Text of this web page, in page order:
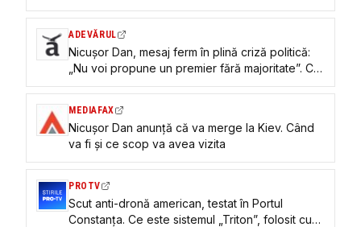
configurație parlamentară, de ce să pierdem
să ajungem la același rezultat
ADEVĂRUL
Nicușor Dan, mesaj ferm în plină criză politică:
„Nu voi propune un premier fără majoritate”. Ce
spune despre o alianță cu AUR
MEDIAFAX
Nicușor Dan anunță că va merge la Kiev. Când
va fi și ce scop va avea vizita
PROTV
Scut anti-dronă american, testat în Portul
Constanța. Ce este sistemul „Triton”, folosit cu